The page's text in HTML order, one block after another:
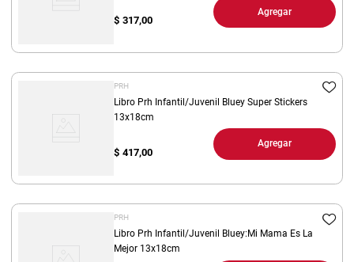
$ 317,00
Agregar
PRH
Libro Prh Infantil/Juvenil Bluey Super Stickers
13x18cm
$ 417,00
Agregar
PRH
Libro Prh Infantil/Juvenil Bluey:Mi Mama Es La
Mejor 13x18cm